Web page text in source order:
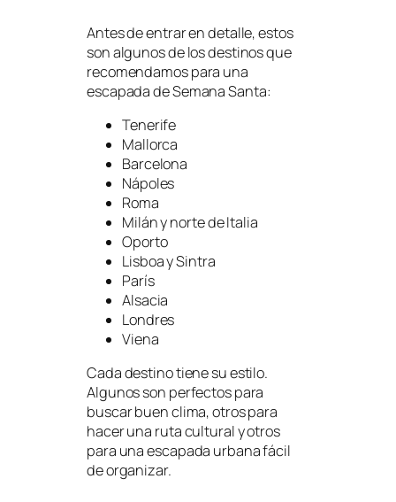
Antes de entrar en detalle, estos
son algunos de los destinos que
recomendamos para una
escapada de Semana Santa:
Tenerife
Mallorca
Barcelona
Nápoles
Roma
Milán y norte de Italia
Oporto
Lisboa y Sintra
París
Alsacia
Londres
Viena
Cada destino tiene su estilo.
Algunos son perfectos para
buscar buen clima, otros para
hacer una ruta cultural y otros
para una escapada urbana fácil
de organizar.